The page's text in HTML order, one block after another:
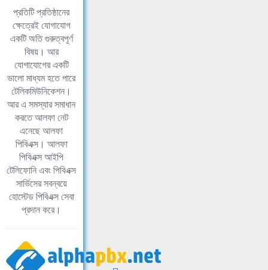
প্রতিটি প্রতিষ্ঠানের
ক্ষেত্রেই যোগাযোগ
একটি অতি গুরুত্বপূর্ণ
বিষয়। আর
যোগাযোগের একটি
ভালো মাধ্যম হতে পারে
টেলিকমিউনিকেশন।
আর এ সমস্যার সমাধান
করতে আলফা নেট
এনেছে আলফা
পিবিএক্স। আলফা
পিবিএক্স আইপি
টেলিফোনি এবং পিবিএক্স
সার্ভিসের সবন্বয়ে
হোস্টেড পিবিএক্স সেবা
প্রদান করে।